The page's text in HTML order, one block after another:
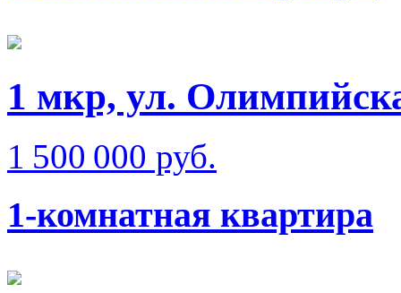
1 мкр, ул.
1 500 000 руб.
1-комнатная квартира